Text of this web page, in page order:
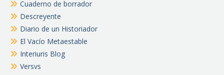
Cuaderno de borrador
Descreyente
Diario de un Historiador
El Vacío Metaestable
Interiuris Blog
Versvs